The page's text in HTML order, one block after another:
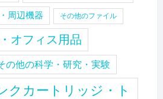
周辺機器 その他のファイル
オフィス用品
の他の科学・研究・実験
クカートリッジ・ト